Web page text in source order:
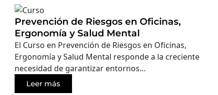
Prevención de Riesgos en Oficinas,
Ergonomía y Salud Mental
El Curso en Prevención de Riesgos en Oficinas,
Ergonomía y Salud Mental responde a la creciente
necesidad de garantizar entornos...
Leer más